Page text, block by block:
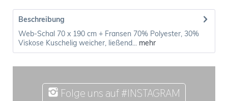
Beschreibung
Web-Schal 70 x 190 cm + Fransen 70% Polyester, 30%
Viskose Kuschelig weicher, ließend... mehr
Folge uns auf #INSTAGRAM